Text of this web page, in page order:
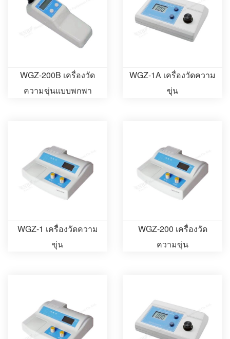
WGZ-200B เครื่องวัด
ความขุ่นแบบพกพา
WGZ-1A เครื่องวัดความ
ขุ่น
WGZ-1 เครื่องวัดความ
ขุ่น
WGZ-200 เครื่องวัด
ความขุ่น